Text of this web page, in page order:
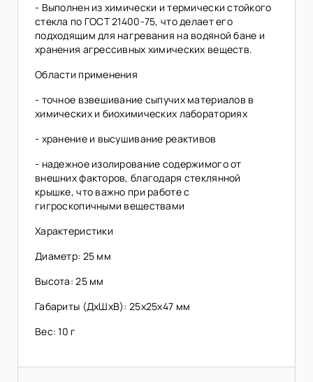
- Выполнен из химически и термически стойкого
стекла по ГОСТ 21400-75, что делает его
подходящим для нагревания на водяной бане и
хранения агрессивных химических веществ.
Области применения
- точное взвешивание сыпучих материалов в
химических и биохимических лабораториях
- хранение и высушивание реактивов
- надежное изолирование содержимого от
внешних факторов, благодаря стеклянной
крышке, что важно при работе с
гигроскопичными веществами
Характеристики
Диаметр: 25 мм
Высота: 25 мм
Габариты (ДхШхВ): 25х25х47 мм
Вес: 10 г